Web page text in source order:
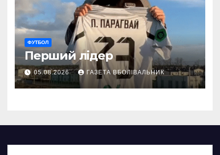
ФУТБОЛ
Перший лідер
05.08.2026 ГАЗЕТА ВБОЛІВАЛЬНИК